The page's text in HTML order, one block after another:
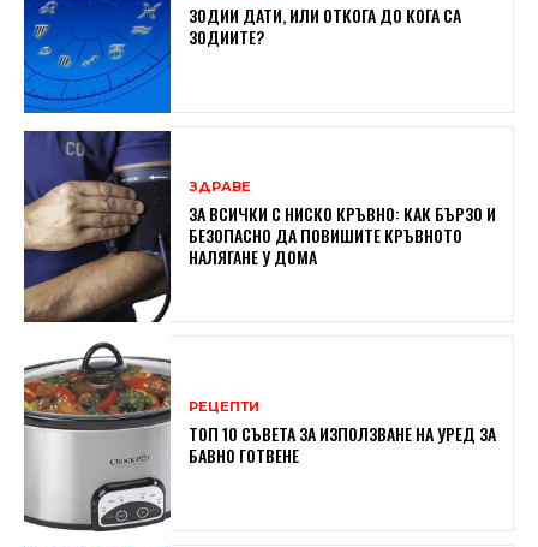
ЗОДИИ ДАТИ, ИЛИ ОТКОГА ДО КОГА СА
ЗОДИИТЕ?
ЗДРАВЕ
ЗА ВСИЧКИ С НИСКО КРЪВНО: КАК БЪРЗО И
БЕЗОПАСНО ДА ПОВИШИТЕ КРЪВНОТО
НАЛЯГАНЕ У ДОМА
РЕЦЕПТИ
ТОП 10 СЪВЕТА ЗА ИЗПОЛЗВАНЕ НА УРЕД ЗА
БАВНО ГОТВЕНЕ